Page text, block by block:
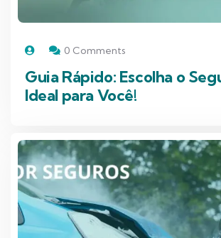
0 Comments
Guia Rápido: Escolha o
Ideal para Você!